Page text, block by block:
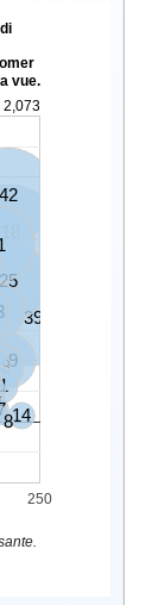
vue.
2,073
39
42
14
8
250